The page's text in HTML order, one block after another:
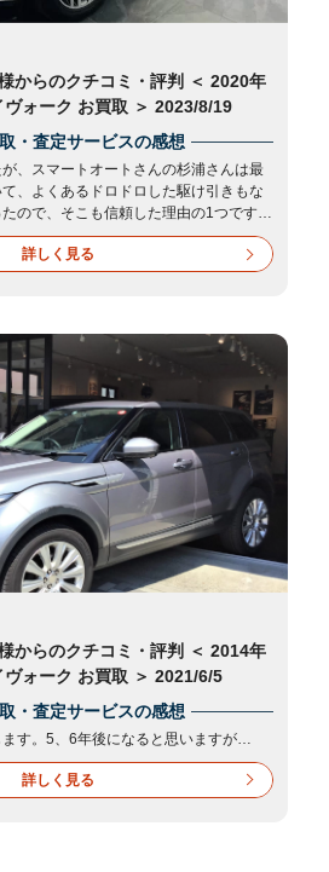
からのクチコミ・評判 ＜ 2020年
ォーク お買取 ＞ 2023/8/19
・査定サービスの感想
、スマートオートさんの杉浦さんは最
、よくあるドロドロした駆け引きもな
ので、そこも信頼した理由の1つです。
にも関わらず、愛車だったので記念撮影
らかに対応して下さり、母と私の様子
詳しく見る
からのクチコミ・評判 ＜ 2014年
ォーク お買取 ＞ 2021/6/5
・査定サービスの感想
す。5、6年後になると思いますが…
詳しく見る